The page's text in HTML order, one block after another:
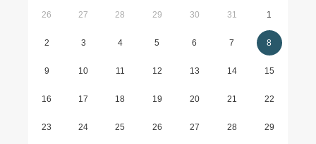
26 27 28 29 30 31 1
2 3 4 5 6 7 8
9 10 11 12 13 14 15
16 17 18 19 20 21 22
23 24 25 26 27 28 29